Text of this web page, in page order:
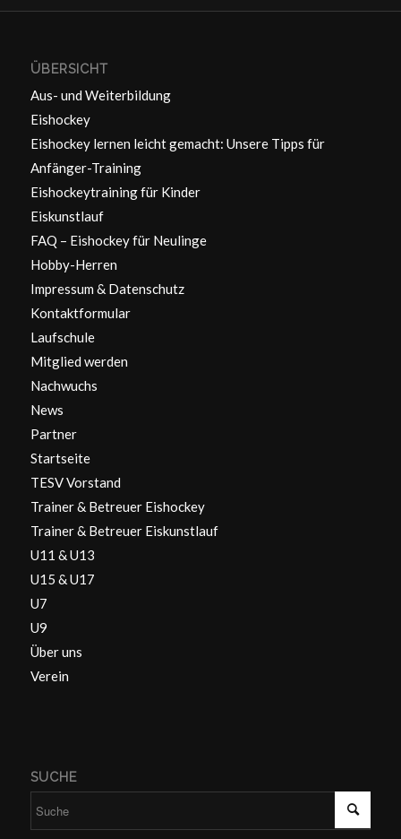
ÜBERSICHT
Aus- und Weiterbildung
Eishockey
Eishockey lernen leicht gemacht: Unsere Tipps für
Anfänger-Training
Eishockeytraining für Kinder
Eiskunstlauf
FAQ – Eishockey für Neulinge
Hobby-Herren
Impressum & Datenschutz
Kontaktformular
Laufschule
Mitglied werden
Nachwuchs
News
Partner
Startseite
TESV Vorstand
Trainer & Betreuer Eishockey
Trainer & Betreuer Eiskunstlauf
U11 & U13
U15 & U17
U7
U9
Über uns
Verein
SUCHE